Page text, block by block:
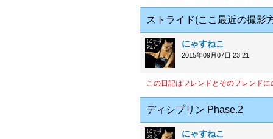
ストライド(ここ最近の撮影
にゃすねこ
2015年09月07日 23:21
この日記はフレンドとそのフレンド
ディシプリン Phase.2
にゃすねこ